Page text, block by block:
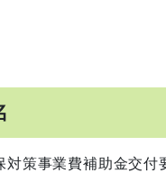
対策事業費補助金交付